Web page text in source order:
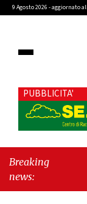
9 Agosto 2026 - aggiornato
PUBBLICITA'
Breaking
news: